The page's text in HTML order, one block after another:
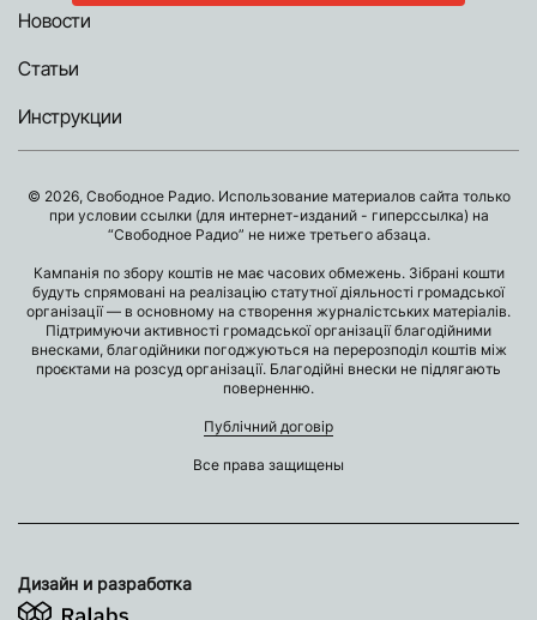
Новости
Статьи
Инструкции
© 2026, Свободное Радио. Использование материалов сайта только
при условии ссылки (для интернет-изданий - гиперссылка) на
“Свободное Радио” не ниже третьего абзаца.
Кампанія по збору коштів не має часових обмежень. Зібрані кошти
будуть спрямовані на реалізацію статутної діяльності громадської
організації — в основному на створення журналістських матеріалів.
Підтримуючи активності громадської організації благодійними
внесками, благодійники погоджуються на перерозподіл коштів між
проєктами на розсуд організації. Благодійні внески не підлягають
поверненню.
Публічний договір
Все права защищены
Дизайн и разработка